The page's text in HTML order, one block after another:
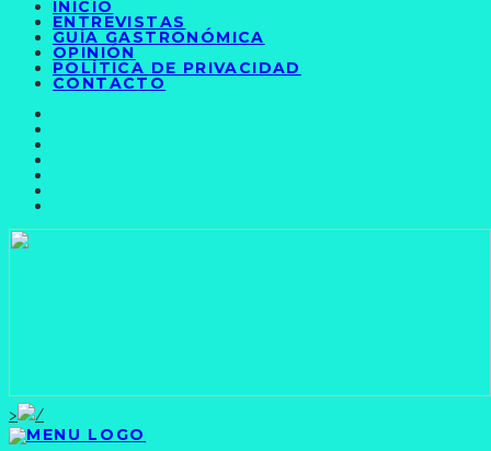
INICIO
ENTREVISTAS
GUÍA GASTRONÓMICA
OPINIÓN
POLÍTICA DE PRIVACIDAD
CONTACTO
>